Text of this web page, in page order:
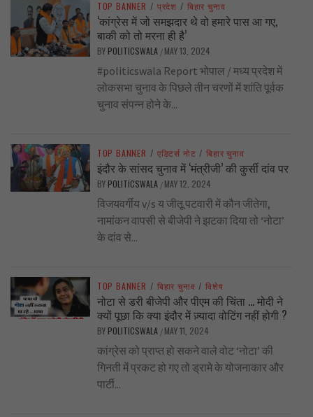
TOP BANNER / प्रदेश / बिहार चुनाव
‘कांग्रेस में जो समझदार थे वो हमारे पास आ गए,
बाकी को तो मरना ही है’
BY POLITICSWALA / MAY 13, 2024
#politicswala Report भोपाल / मध्य प्रदेश में
लोकसभा चुनाव के पिछले तीन चरणों में शांति पूर्वक
चुनाव संपन्न होने के...
TOP BANNER / एडिटर्स नोट / बिहार चुनाव
इंदौर के सांसद चुनाव में ‘मंत्रीजी’ की कुर्सी दांव पर
BY POLITICSWALA / MAY 12, 2024
विजयवर्गीय v/s य जीतू पटवारी में कौन जीतेगा,
नामांकन वापसी से बीजेपी ने झटका दिया तो ‘नोटा’
के दांव से...
TOP BANNER / बिहार चुनाव / विशेष
नोटा से डरी बीजेपी और पीएम की चिंता … मोदी ने
क्यों पूछा कि क्या इंदौर में ज़्यादा वोटिंग नहीं होगी ?
BY POLITICSWALA / MAY 11, 2024
कांग्रेस को प्राप्त हो सकने वाले वोट ‘नोटा’ की
गिनती में प्रकट हो गए तो ड्रामे के योजनाकार और
पार्टी...